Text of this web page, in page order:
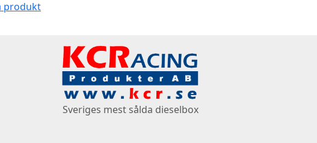
produkt
Sveriges mest sålda dieselbox